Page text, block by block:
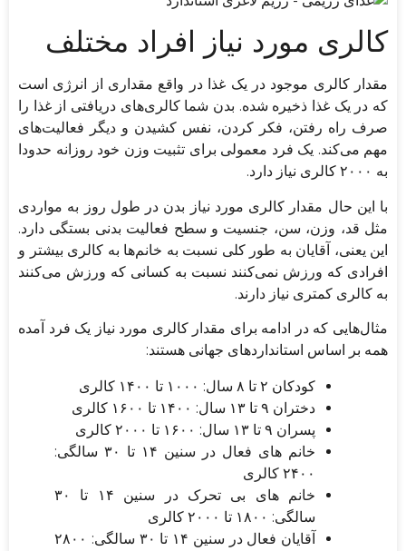
کالری مورد نیاز افراد مختلف
مقدار کالری موجود در یک غذا در واقع مقداری از انرژی ا‌ست
که در یک غذا ذخیره شده. بدن شما کالری‌های دریافتی از غذا را
صرف راه رفتن، فکر کردن، نفس کشیدن و دیگر فعالیت‌های
مهم می‌کند. یک فرد معمولی برای تثبیت وزن خود روزانه حدودا
به ۲۰۰۰ کالری نیاز دارد.
با این حال مقدار کالری مورد نیاز بدن در طول روز به مواردی
مثل قد، وزن، سن، جنسیت و سطح فعالیت بدنی بستگی دارد.
این یعنی، آقایان به طور کلی نسبت به خانم‌ها به کالری بیشتر و
افرادی که ورزش نمی‌کنند نسبت به کسانی که ورزش می‌کنند
به کالری کمتری نیاز دارند.
مثال‌هایی که در ادامه برای مقدار کالری مورد نیاز یک فرد آمده
همه بر اساس استانداردهای جهانی هستند:
کودکان ۲ تا ۸ سال: ۱۰۰۰ تا ۱۴۰۰ کالری
دختران ۹ تا ۱۳ سال: ۱۴۰۰ تا ۱۶۰۰ کالری
پسران ۹ تا ۱۳ سال: ۱۶۰۰ تا ۲۰۰۰ کالری
خانم های فعال در سنین ۱۴ تا ۳۰ سالگی:
۲۴۰۰ کالری
خانم های بی ‌تحرک در سنین ۱۴ تا ۳۰
سالگی: ۱۸۰۰ تا ۲۰۰۰ کالری
آقایان فعال در سنین ۱۴ تا ۳۰ سالگی: ۲۸۰۰